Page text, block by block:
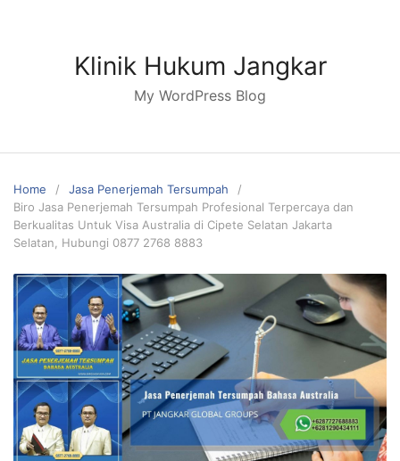
Klinik Hukum Jangkar
My WordPress Blog
Home
Jasa Penerjemah Tersumpah
Biro Jasa Penerjemah Tersumpah Profesional Terpercaya dan
Berkualitas Untuk Visa Australia di Cipete Selatan Jakarta
Selatan, Hubungi 0877 2768 8883